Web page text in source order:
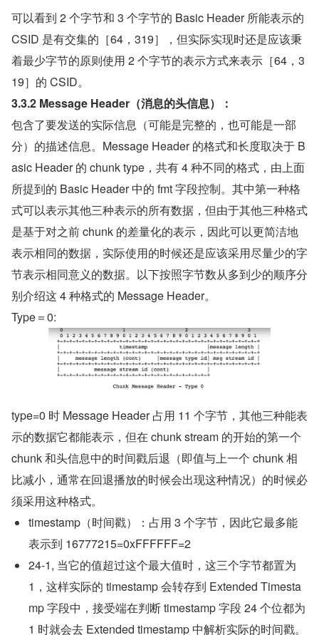
可以看到 2 个字节和 3 个字节的 Basic Header 所能表示的
CSID 是有交集的［64，319］，但实际实现时还是应该秉
着最少字节的原则使用 2 个字节的表示方式来表示［64，3
19］的 CSID。
3.3.2 Message Header（消息的头信息）：
包含了要发送的实际信息（可能是完整的，也可能是一部
分）的描述信息。Message Header 的格式和长度取决于 B
asic Header 的 chunk type，共有 4 种不同的格式，由上面
所提到的 Basic Header 中的 fmt 字段控制。其中第一种格
式可以表示其他三种表示的所有数据，但由于其他三种格式
是基于对之前 chunk 的差量化的表示，因此可以更简洁地
表示相同的数据，实际使用的时候还是应该采用尽量少的字
节表示相同意义的数据。以下按照字节数从多到少的顺序分
别介绍这 4 种格式的 Message Header。
Type＝0:
type=0 时 Message Header 占用 11 个字节，其他三种能表
示的数据它都能表示，但在 chunk stream 的开始的第一个
chunk 和头信息中的时间戳后退（即值与上一个 chunk 相
比减小，通常在回退播放的时候会出现这种情况）的时候必
须采用这种格式。
timestamp（时间戳）：占用 3 个字节，因此它最多能
表示到 16777215=0xFFFFFF=2
24-1, 当它的值超过这个最大值时，这三个字节都置为
1，这样实际的 timestamp 会转存到 Extended Timesta
mp 字段中，接受端在判断 timestamp 字段 24 个位都为
1 时就会去 Extended timestamp 中解析实际的时间戳。